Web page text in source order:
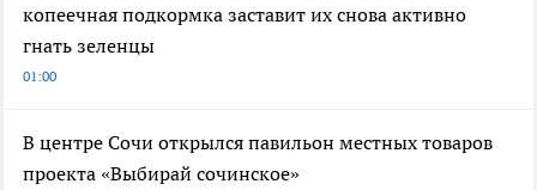
копеечная подкормка заставит их снова активно
гнать зеленцы
01:00
В центре Сочи открылся павильон местных товаров
проекта «Выбирай сочинское»